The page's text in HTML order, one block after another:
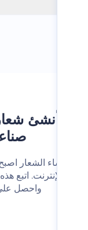
شعارات
صناعة
الشعار اصبح سريع
واحصل على